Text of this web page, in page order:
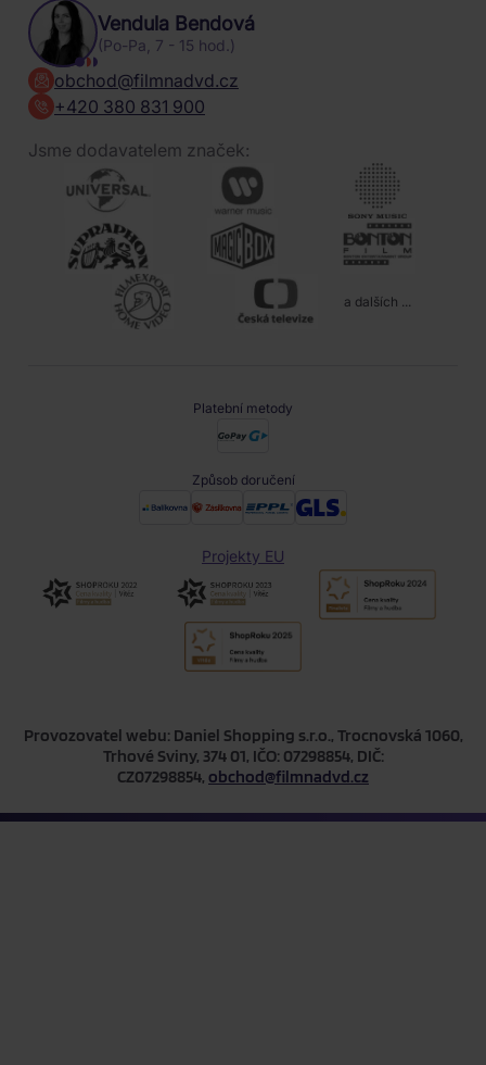
Vendula Bendová
(Po-Pa, 7 - 15 hod.)
obchod@filmnadvd.cz
+420 380 831 900
Jsme dodavatelem značek:
a dalších ...
Platební metody
Způsob doručení
Projekty EU
Provozovatel webu: Daniel Shopping s.r.o., Trocnovská 1060,
Trhové Sviny, 374 01, IČO: 07298854, DIČ:
CZ07298854, obchod@filmnadvd.cz